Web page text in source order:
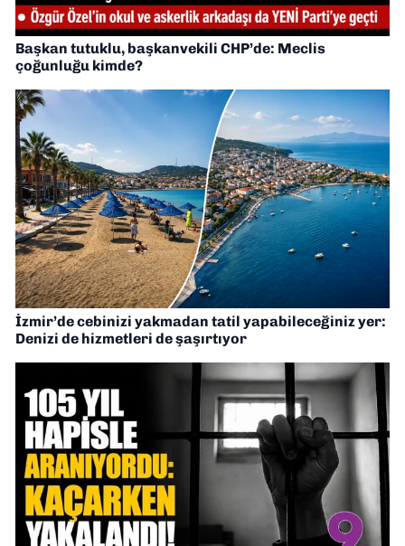
Başkan tutuklu, başkanvekili CHP’de: Meclis
çoğunluğu kimde?
İzmir’de cebinizi yakmadan tatil yapabileceğiniz yer:
Denizi de hizmetleri de şaşırtıyor